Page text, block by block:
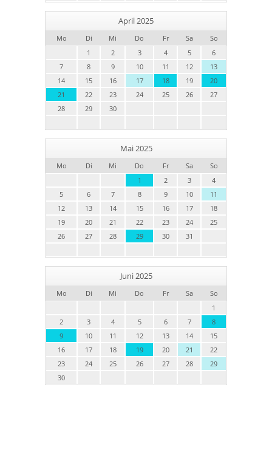
April 2025
Mo Di Mi Do Fr Sa
So
1
2 3 4 5
6
7
8 9 10 11 12
13
14
15 16 17 18 19
20
21
22 23 24 25 26
27
28
29 30
Mai 2025
Mo Di Mi Do Fr Sa
So
1
2 3
4
5
6 7 8 9 10
11
12
13 14 15 16 17
18
19
20 21 22 23 24
25
26
27 28 29 30 31
Juni 2025
Mo Di Mi Do Fr Sa
So
1
2
3 4 5 6 7
8
9
10 11 12 13 14
15
16
17 18 19 20 21
22
23
24 25 26 27 28
29
30